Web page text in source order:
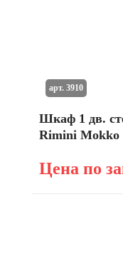
Шкаф 1 дв.
Rimini Mokko
Цена по
арт. 3910